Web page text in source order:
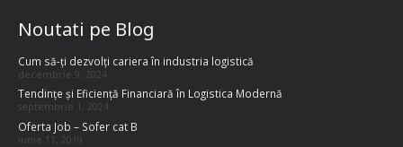
Noutati pe Blog
Cum să-ți dezvolți cariera în industria logistică
decembrie 9, 2024
Tendințe și Eficiență Financiară în Logistica Modernă
septembrie 1, 2024
Oferta Job – Sofer cat B
iunie 11, 2019